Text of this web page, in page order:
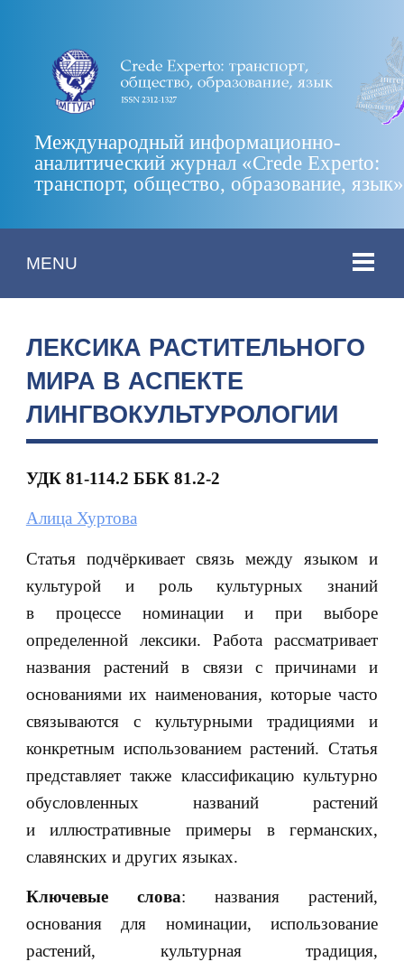
Международный информационно-
аналитический журнал «Crede Experto:
транспорт, общество, образование, язык»
MENU
ЛЕКСИКА РАСТИТЕЛЬНОГО
МИРА В АСПЕКТЕ
ЛИНГВОКУЛЬТУРОЛОГИИ
УДК 81-114.2 ББК 81.2-2
Алица Хуртова
Статья подчёркивает связь между языком и
культурой и роль культурных знаний
в процессе номинации и при выборе
определенной лексики. Работа рассматривает
названия растений в связи с причинами и
основаниями их наименования, которые часто
связываются с культурными традициями и
конкретным использованием растений. Статья
представляет также классификацию культурно
обусловленных названий растений
и иллюстративные примеры в германских,
славянских и других языках.
Ключевые слова: названия растений,
основания для номинации, использование
растений, культурная традиция,